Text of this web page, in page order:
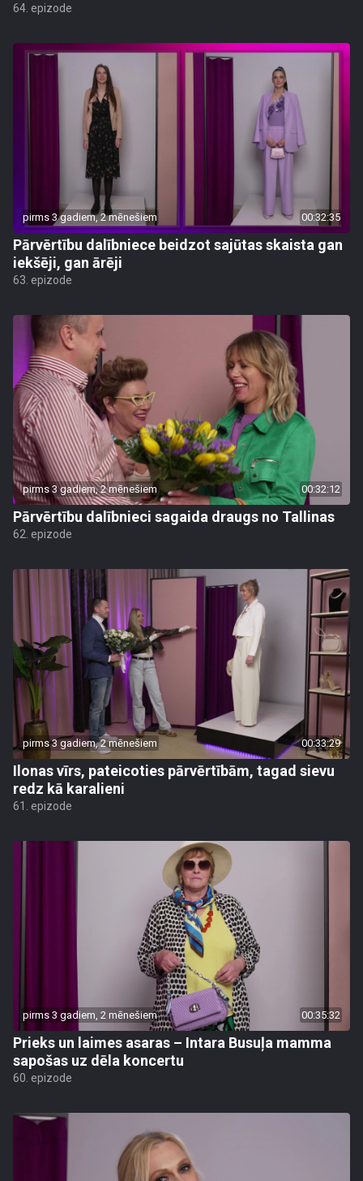
64. epizode
pirms 3 gadiem, 2 mēnešiem 00:32:35
Pārvērtību dalībniece beidzot sajūtas skaista gan
iekšēji, gan ārēji
63. epizode
pirms 3 gadiem, 2 mēnešiem 00:32:12
Pārvērtību dalībnieci sagaida draugs no Tallinas
62. epizode
pirms 3 gadiem, 2 mēnešiem 00:33:29
Ilonas vīrs, pateicoties pārvērtībām, tagad sievu
redz kā karalieni
61. epizode
pirms 3 gadiem, 2 mēnešiem 00:35:32
Prieks un laimes asaras – Intara Busuļa mamma
sapošas uz dēla koncertu
60. epizode